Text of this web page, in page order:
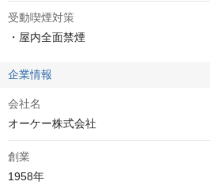
受動喫煙対策
・屋内全面禁煙
企業情報
会社名
オーケー株式会社
創業
1958年